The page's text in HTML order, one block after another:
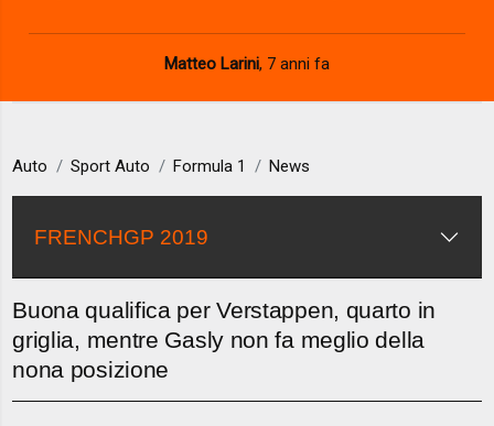
Matteo Larini, 7 anni fa
Auto Sport Auto Formula 1 News
FRENCHGP 2019
Buona qualifica per Verstappen, quarto in
griglia, mentre Gasly non fa meglio della
nona posizione